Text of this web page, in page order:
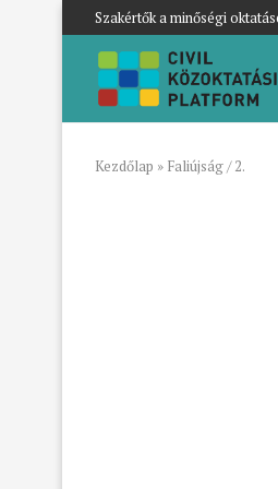
Szakértők a minőségi
Kezdőlap » Faliújság / 2.